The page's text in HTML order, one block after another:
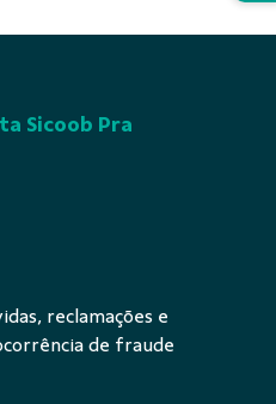
Sicoob Pra
reclamações e
de fraude